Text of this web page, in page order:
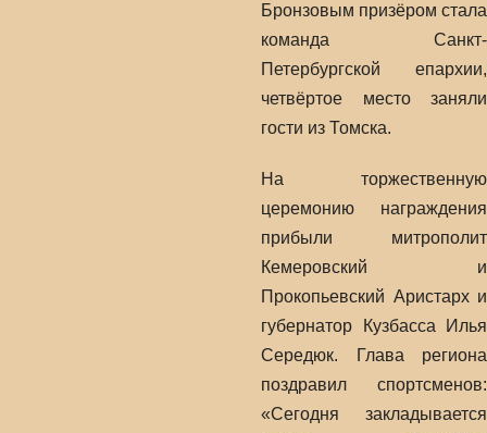
Бронзовым призёром стала
команда Санкт-
Петербургской епархии,
четвёртое место заняли
гости из Томска.
На торжественную
церемонию награждения
прибыли митрополит
Кемеровский и
Прокопьевский Аристарх и
губернатор Кузбасса Илья
Середюк. Глава региона
поздравил спортсменов:
«Сегодня закладывается